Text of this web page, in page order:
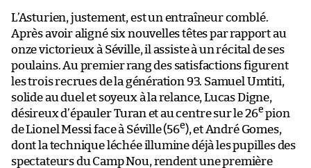
L’Asturien, justement, est un entraîneur comblé.
Après avoir aligné six nouvelles têtes par rapport au
onze victorieux à Séville, il assiste à un récital de ses
poulains. Au premier rang des satisfactions figurent
les trois recrues de la génération 93. Samuel Umtiti,
solide au duel et soyeux à la relance, Lucas Digne,
désireux d’épauler Turan et au centre sur le 26e pion
de Lionel Messi face à Séville (56e), et André Gomes,
dont la technique léchée illumine déjà les pupilles des
spectateurs du Camp Nou, rendent une première